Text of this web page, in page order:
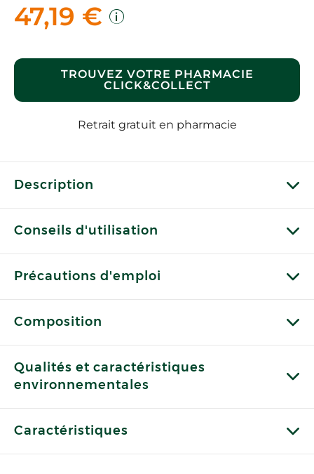
47,19 €
TROUVEZ VOTRE PHARMACIE
CLICK&COLLECT
Retrait gratuit en pharmacie
Description
Conseils d'utilisation
Précautions d'emploi
Composition
Qualités et caractéristiques
environnementales
Caractéristiques